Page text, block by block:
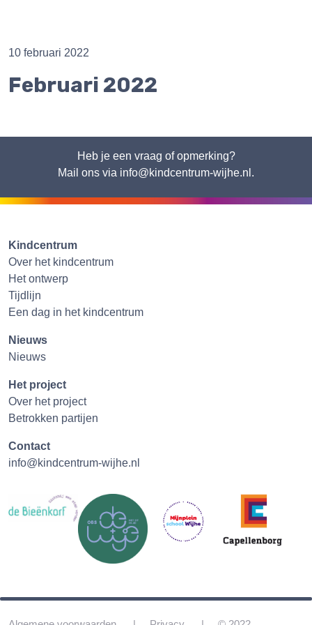
10 februari 2022
Februari 2022
Heb je een vraag of opmerking?
Mail ons via info@kindcentrum-wijhe.nl.
Kindcentrum
Over het kindcentrum
Het ontwerp
Tijdlijn
Een dag in het kindcentrum
Nieuws
Nieuws
Het project
Over het project
Betrokken partijen
Contact
info@kindcentrum-wijhe.nl